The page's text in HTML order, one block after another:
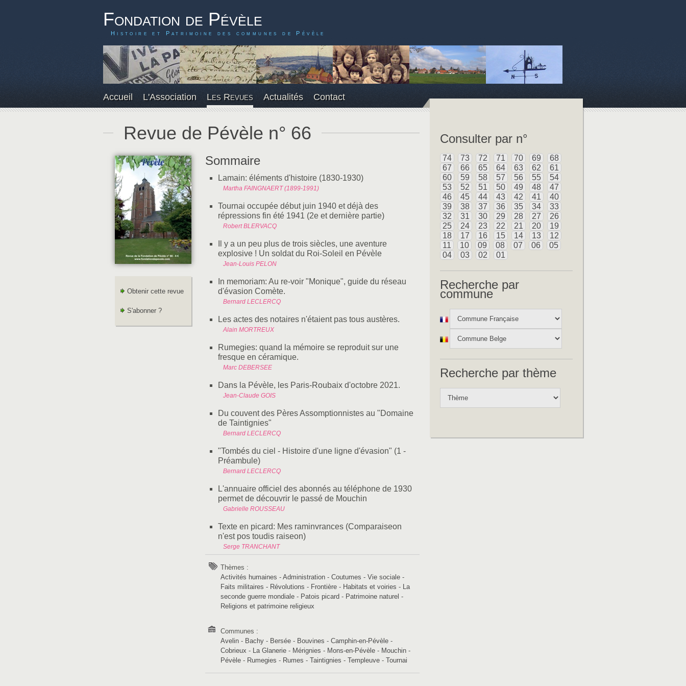
Fondation de Pévèle
Histoire et Patrimoine des communes de Pévèle
Accueil L'Association Les Revues Actualités Contact
Revue de Pévèle n° 66
Obtenir cette revue
S'abonner ?
Sommaire
Lamain: éléments d'histoire (1830-1930)
Martha FAINGNAERT (1899-1991)
Tournai occupée début juin 1940 et déjà des
répressions fin été 1941 (2e et dernière partie)
Robert BLERVACQ
Il y a un peu plus de trois siècles, une aventure
explosive ! Un soldat du Roi-Soleil en Pévèle
Jean-Louis PELON
In memoriam: Au re-voir "Monique", guide du réseau
d'évasion Comète.
Bernard LECLERCQ
Les actes des notaires n'étaient pas tous austères.
Alain MORTREUX
Rumegies: quand la mémoire se reproduit sur une
fresque en céramique.
Marc DEBERSEE
Dans la Pévèle, les Paris-Roubaix d'octobre 2021.
Jean-Claude GOIS
Du couvent des Pères Assomptionnistes au "Domaine
de Taintignies"
Bernard LECLERCQ
"Tombés du ciel - Histoire d'une ligne d'évasion" (1 -
Préambule)
Bernard LECLERCQ
L'annuaire officiel des abonnés au téléphone de 1930
permet de découvrir le passé de Mouchin
Gabrielle ROUSSEAU
Texte en picard: Mes raminvrances (Comparaiseon
n'est pos toudis raiseon)
Serge TRANCHANT
Thèmes :
Activités humaines - Administration - Coutumes - Vie sociale -
Faits militaires - Révolutions - Frontière - Habitats et voiries - La
seconde guerre mondiale - Patois picard - Patrimoine naturel -
Religions et patrimoine religieux
Communes :
Avelin - Bachy - Bersée - Bouvines - Camphin-en-Pévèle -
Cobrieux - La Glanerie - Mérignies - Mons-en-Pévèle - Mouchin -
Pévèle - Rumegies - Rumes - Taintignies - Templeuve - Tournai
Consulter par n°
74 73 72 71 70 69
68
67
66 65 64 63 62
61
60
59 58 57 56 55
54
53
52 51 50 49 48
47
46
45 44 43 42 41
40
39
38 37 36 35 34
33
32
31 30 29 28 27
26
25
24 23 22 21 20
19
18
17 16 15 14 13
12
11
10 09 08 07 06
05
04
03 02 01
Recherche par
commune
Recherche par thème